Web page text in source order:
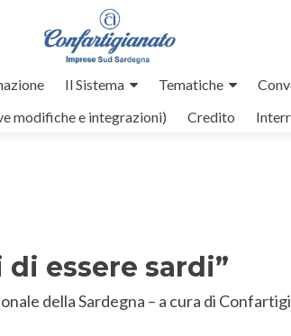
Il Sistema Tematiche
modifiche e integrazioni)
Credito
di essere sardi”
della Sardegna – a cura di